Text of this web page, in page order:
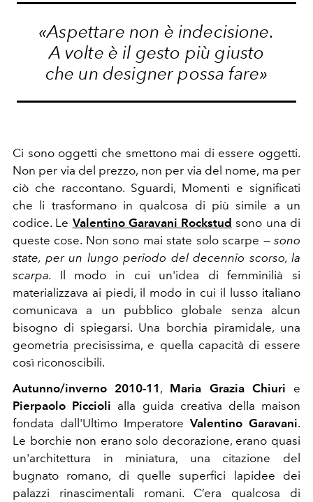
«Aspettare non è indecisione.
A volte è il gesto più giusto
che un designer possa fare»
Ci sono oggetti che smettono mai di essere oggetti.
Non per via del prezzo, non per via del nome, ma per
ciò che raccontano. Sguardi, Momenti e significati
che li trasformano in qualcosa di più simile a un
codice. Le Valentino Garavani Rockstud sono una di
queste cose. Non sono mai state solo scarpe — sono
state, per un lungo periodo del decennio scorso, la
scarpa. Il modo in cui un'idea di femminilià si
materializzava ai piedi, il modo in cui il lusso italiano
comunicava a un pubblico globale senza alcun
bisogno di spiegarsi. Una borchia piramidale, una
geometria precisissima, e quella capacità di essere
così riconoscibili.
Autunno/inverno 2010-11 , Maria Grazia Chiuri e
Pierpaolo Piccioli alla guida creativa della maison
fondata dall'Ultimo Imperatore Valentino Garavani.
Le borchie non erano solo decorazione, erano quasi
un'architettura in miniatura, una citazione del
bugnato romano, di quelle superfici lapidee dei
palazzi rinascimentali romani. C’era qualcosa di